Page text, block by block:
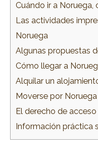
Cuándo ir a Noruega,
Las actividades
Noruega
Algunas propuestas
Cómo llegar a
Alquilar un
Moverse por Noruega
El derecho de
Información práctica